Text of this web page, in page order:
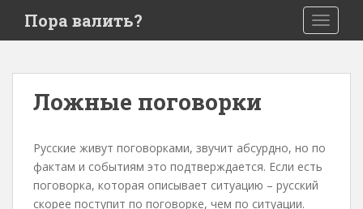
i
Пора валить?
Ложные поговорки
Русские живут поговорками, звучит абсурдно, но по
фактам и событиям это подтверждается. Если есть
поговорка, которая описывает ситуацию – русский
скорее поступит по поговорке, чем по ситуации.